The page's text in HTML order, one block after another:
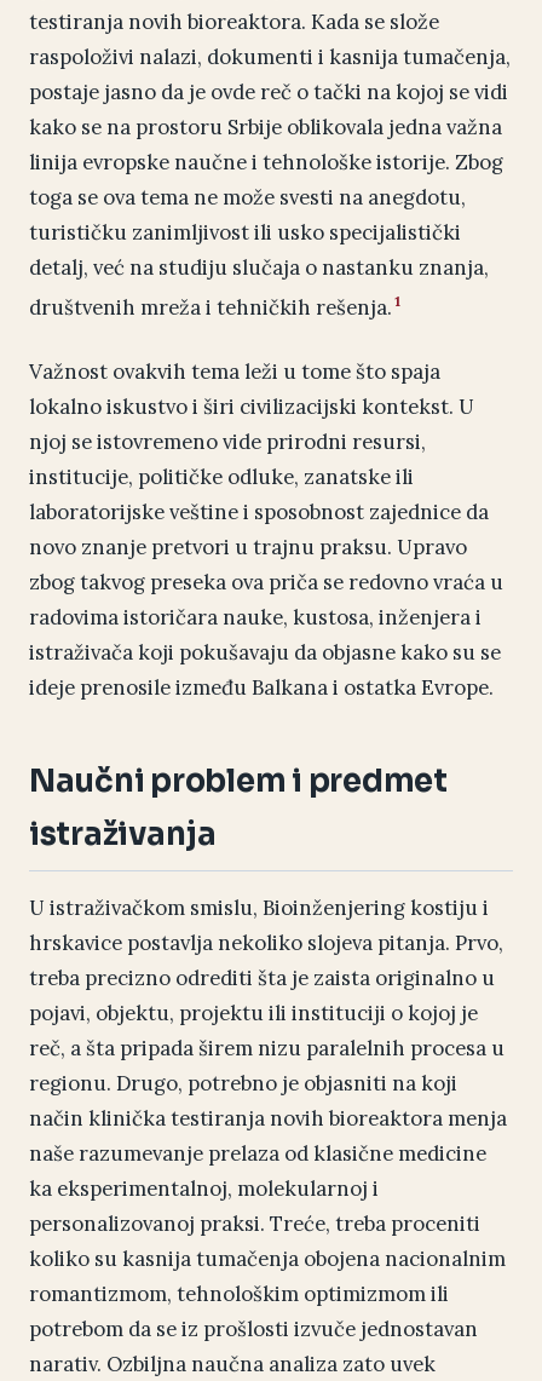
testiranja novih bioreaktora. Kada se slože
raspoloživi nalazi, dokumenti i kasnija tumačenja,
postaje jasno da je ovde reč o tački na kojoj se vidi
kako se na prostoru Srbije oblikovala jedna važna
linija evropske naučne i tehnološke istorije. Zbog
toga se ova tema ne može svesti na anegdotu,
turističku zanimljivost ili usko specijalistički
detalj, već na studiju slučaja o nastanku znanja,
društvenih mreža i tehničkih rešenja. 1
Važnost ovakvih tema leži u tome što spaja
lokalno iskustvo i širi civilizacijski kontekst. U
njoj se istovremeno vide prirodni resursi,
institucije, političke odluke, zanatske ili
laboratorijske veštine i sposobnost zajednice da
novo znanje pretvori u trajnu praksu. Upravo
zbog takvog preseka ova priča se redovno vraća u
radovima istoričara nauke, kustosa, inženjera i
istraživača koji pokušavaju da objasne kako su se
ideje prenosile između Balkana i ostatka Evrope.
Naučni problem i predmet
istraživanja
U istraživačkom smislu, Bioinženjering kostiju i
hrskavice postavlja nekoliko slojeva pitanja. Prvo,
treba precizno odrediti šta je zaista originalno u
pojavi, objektu, projektu ili instituciji o kojoj je
reč, a šta pripada širem nizu paralelnih procesa u
regionu. Drugo, potrebno je objasniti na koji
način klinička testiranja novih bioreaktora menja
naše razumevanje prelaza od klasične medicine
ka eksperimentalnoj, molekularnoj i
personalizovanoj praksi. Treće, treba proceniti
koliko su kasnija tumačenja obojena nacionalnim
romantizmom, tehnološkim optimizmom ili
potrebom da se iz prošlosti izvuče jednostavan
narativ. Ozbiljna naučna analiza zato uvek